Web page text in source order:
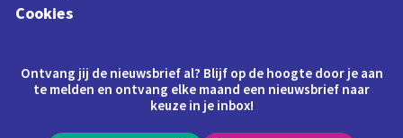
Cookies
Ontvang jij de nieuwsbrief al? Blijf op de hoogte door je aan
te melden en ontvang elke maand een nieuwsbrief naar
keuze in je inbox!